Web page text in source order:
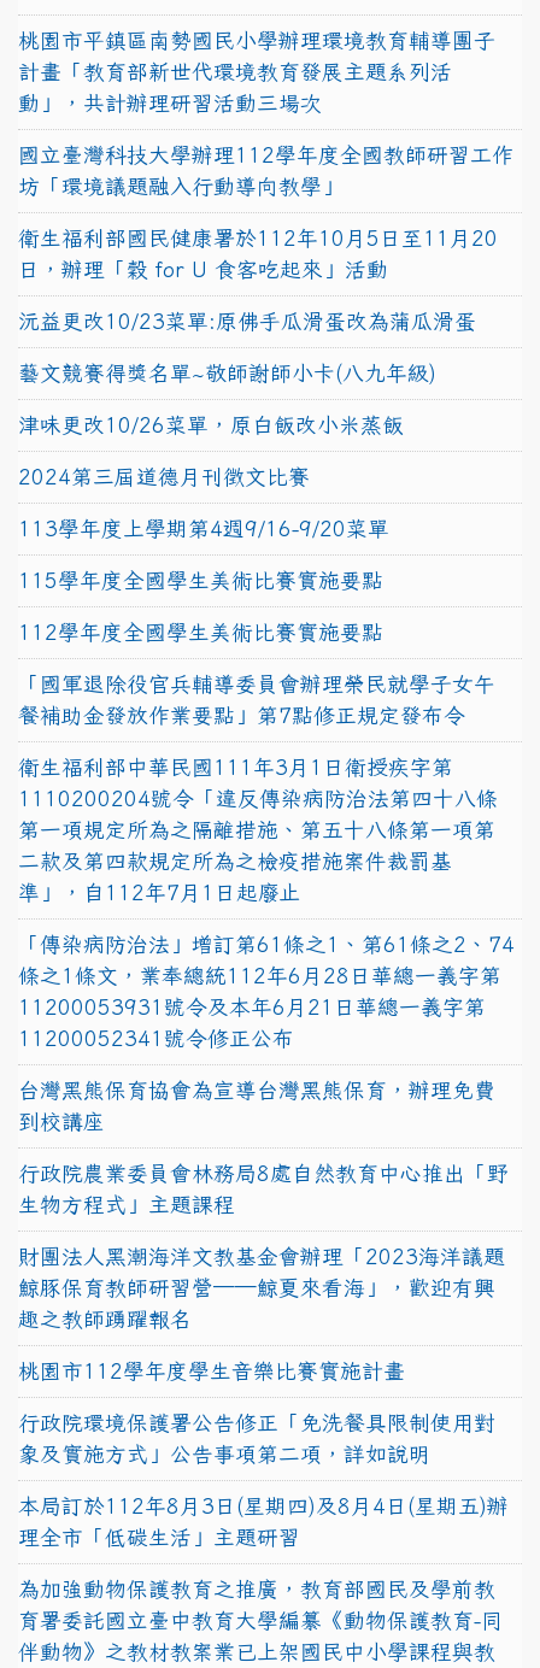
桃園市平鎮區南勢國民小學辦理環境教育輔導團子
計畫「教育部新世代環境教育發展主題系列活
動」，共計辦理研習活動三場次
國立臺灣科技大學辦理112學年度全國教師研習工作
坊「環境議題融入行動導向教學」
衛生福利部國民健康署於112年10月5日至11月20
日，辦理「穀 for U 食客吃起來」活動
沅益更改10/23菜單:原佛手瓜滑蛋改為蒲瓜滑蛋
藝文競賽得獎名單~敬師謝師小卡(八九年級)
津味更改10/26菜單，原白飯改小米蒸飯
2024第三屆道德月刊徵文比賽
113學年度上學期第4週9/16-9/20菜單
115學年度全國學生美術比賽實施要點
112學年度全國學生美術比賽實施要點
「國軍退除役官兵輔導委員會辦理榮民就學子女午
餐補助金發放作業要點」第7點修正規定發布令
衛生福利部中華民國111年3月1日衛授疾字第
1110200204號令「違反傳染病防治法第四十八條
第一項規定所為之隔離措施、第五十八條第一項第
二款及第四款規定所為之檢疫措施案件裁罰基
準」，自112年7月1日起廢止
「傳染病防治法」增訂第61條之1、第61條之2、74
條之1條文，業奉總統112年6月28日華總一義字第
11200053931號令及本年6月21日華總一義字第
11200052341號令修正公布
台灣黑熊保育協會為宣導台灣黑熊保育，辦理免費
到校講座
行政院農業委員會林務局8處自然教育中心推出「野
生物方程式」主題課程
財團法人黑潮海洋文教基金會辦理「2023海洋議題
鯨豚保育教師研習營──鯨夏來看海」，歡迎有興
趣之教師踴躍報名
桃園市112學年度學生音樂比賽實施計畫
行政院環境保護署公告修正「免洗餐具限制使用對
象及實施方式」公告事項第二項，詳如說明
本局訂於112年8月3日(星期四)及8月4日(星期五)辦
理全市「低碳生活」主題研習
為加強動物保護教育之推廣，教育部國民及學前教
育署委託國立臺中教育大學編纂《動物保護教育-同
伴動物》之教材教案業已上架國民中小學課程與教